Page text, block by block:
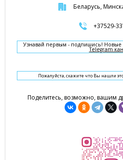
Беларусь,
+37529-
Узнавай первым - подпишись! Новые
Telegram
Пожалуйста, скажите что Вы нашли
Поделитесь, возможно, вашим